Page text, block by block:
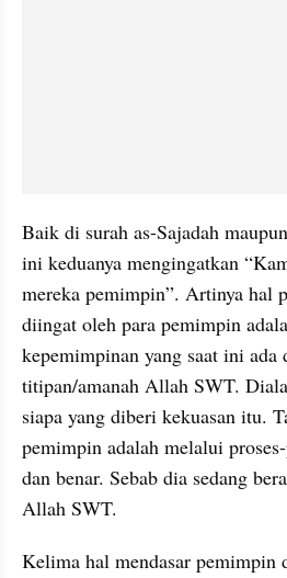
Baik di surah as-Sajadah
ini keduanya mengingatkan
mereka pemimpin”. Artinya hal
diingat oleh para pemimpin
kepemimpinan yang saat ini ada
titipan/amanah Allah SWT.
siapa yang diberi kekuasan itu.
pemimpin adalah melalui
dan benar. Sebab dia sedang
Allah SWT.
Kelima hal mendasar pemimpin